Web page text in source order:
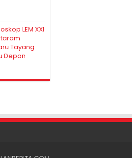
LEM XXI
Tayang
Depan